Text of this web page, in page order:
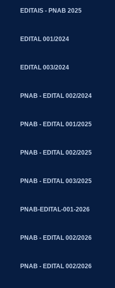
EDITAIS - PNAB 2025
EDITAL 001/2024
EDITAL 003/2024
PNAB - EDITAL 002/2024
PNAB - EDITAL 001/2025
PNAB - EDITAL 002/2025
PNAB - EDITAL 003/2025
PNAB-EDITAL-001-2026
PNAB - EDITAL 002/2026
PNAB - EDITAL 002/2026